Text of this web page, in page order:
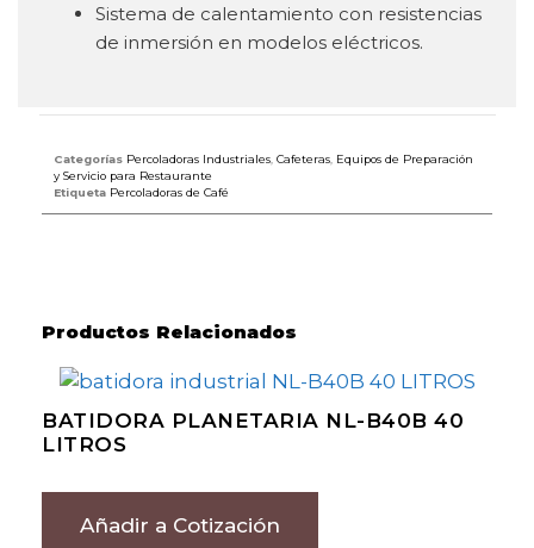
Sistema de calentamiento con resistencias
de inmersión en modelos eléctricos.
Categorías Percoladoras Industriales, Cafeteras, Equipos de Preparación
y Servicio para Restaurante
Etiqueta Percoladoras de Café
Productos Relacionados
BATIDORA PLANETARIA NL-B40B 40
LITROS
Añadir a Cotización